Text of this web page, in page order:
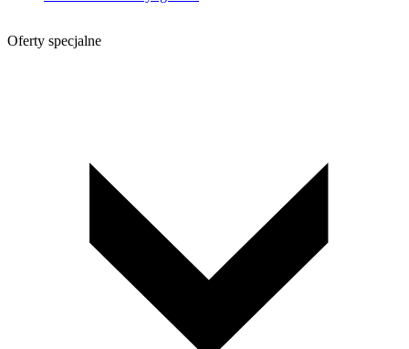
Oferty specjalne